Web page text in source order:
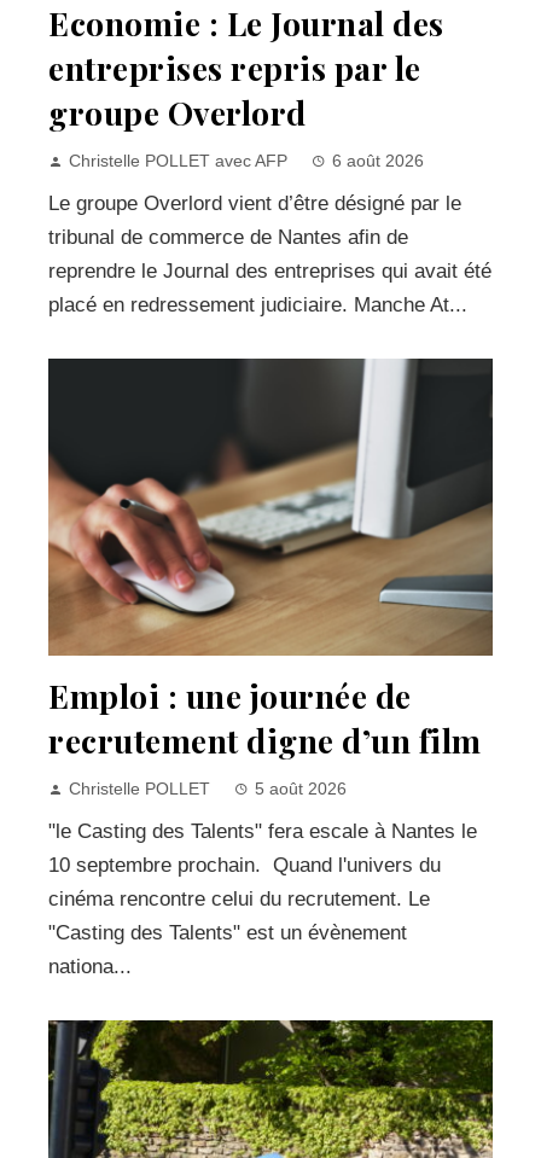
Economie : Le Journal des
entreprises repris par le
groupe Overlord
Christelle POLLET avec AFP 6 août 2026
Le groupe Overlord vient d’être désigné par le
tribunal de commerce de Nantes afin de
reprendre le Journal des entreprises qui avait été
placé en redressement judiciaire. Manche At...
Emploi : une journée de
recrutement digne d’un film
Christelle POLLET 5 août 2026
"le Casting des Talents" fera escale à Nantes le
10 septembre prochain. Quand l'univers du
cinéma rencontre celui du recrutement. Le
"Casting des Talents" est un évènement
nationa...